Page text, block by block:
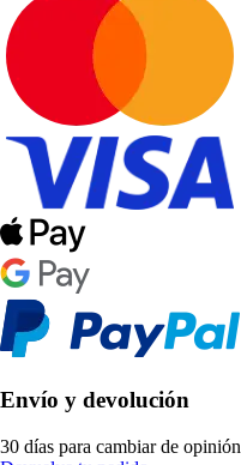
Envío y devolución
30 días para cambiar de opinión